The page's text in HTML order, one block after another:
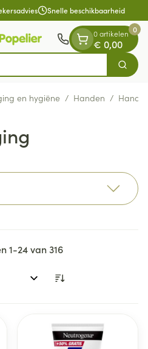
Snelle beschikbaarheid
Zoek
0 artikelen
€ 0,00
0
en hygiëne / Handen /
1-24van316